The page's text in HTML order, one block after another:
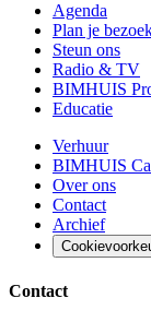
Agenda
Plan je
Steun ons
Radio & TV
BIMHUIS
Educatie
Verhuur
BIMHUIS
Over ons
Contact
Archief
Contact